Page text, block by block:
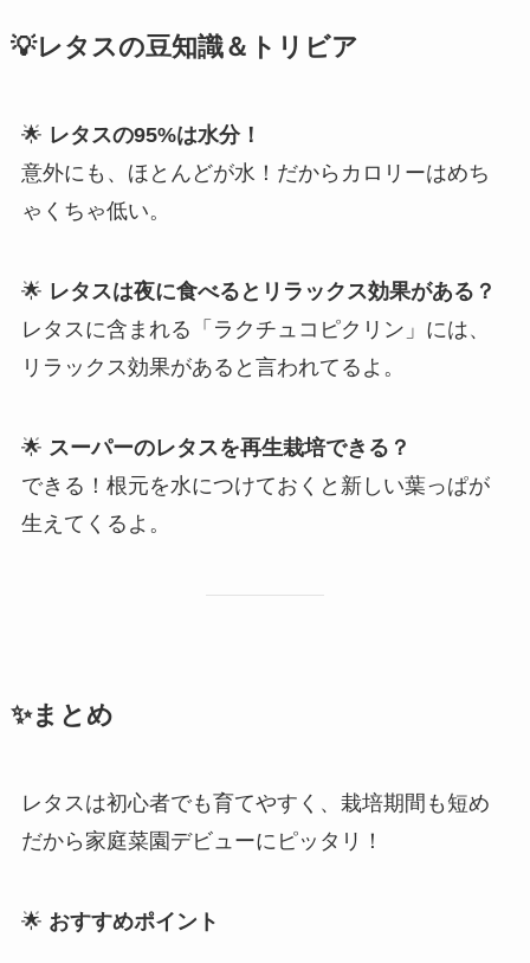
💡レタスの豆知識＆トリビア
🌟 レタスの95%は水分！
意外にも、ほとんどが水！だからカロリーはめち
ゃくちゃ低い。
🌟 レタスは夜に食べるとリラックス効果がある？
レタスに含まれる「ラクチュコピクリン」には、
リラックス効果があると言われてるよ。
🌟 スーパーのレタスを再生栽培できる？
できる！根元を水につけておくと新しい葉っぱが
生えてくるよ。
✨まとめ
レタスは初心者でも育てやすく、栽培期間も短め
だから家庭菜園デビューにピッタリ！
🌟 おすすめポイント